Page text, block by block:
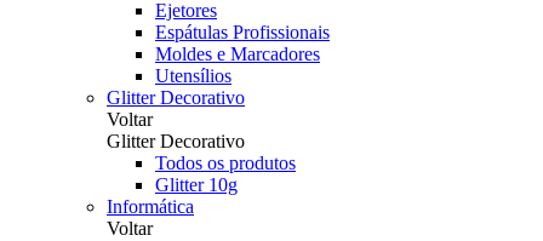
Ejetores
Espátulas Profissionais
Moldes e Marcadores
Utensílios
Glitter Decorativo
Voltar
Glitter Decorativo
Todos os produtos
Glitter 10g
Informática
Voltar